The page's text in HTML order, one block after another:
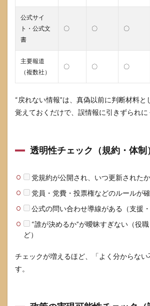
公式サイ
ト・公式文
書
〇 〇 〇
主要報道
（複数社）
〇 〇 〇
“戻れない情報”は、真偽以前に判断材料と
覚えておくだけで、誤情報に引きずられに
透明性チェック（規約・体制）
党規約が公開され、いつ更新された
党員・党費・投票権などのルールが
公式の問い合わせ導線がある（支援・
“誰が決めるか”が曖昧すぎない（役
ど）
チェックが増えるほど、「よく分からない
す。